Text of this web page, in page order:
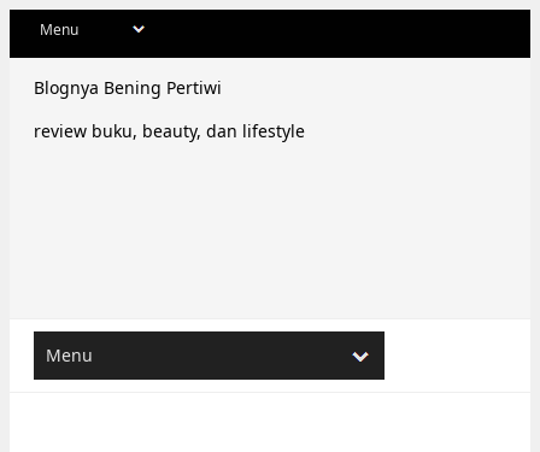
Blognya Bening Pertiwi
review buku, beauty, dan lifestyle